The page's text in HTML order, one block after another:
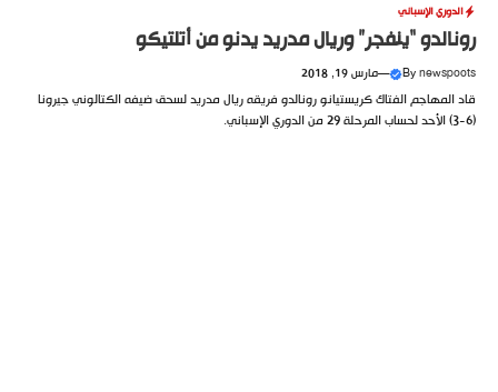
الدوري الإسباني
رونالدو “ينفجر” وريال مدريد يدنو من أتلتيكو
Bynewspoots
—مارس 19, 2018
قاد المهاجم الفتاك كريستيانو رونالدو فريقه ريال مدريد لسحق ضيفه الكتالوني جيرونا
(6-3) الأحد لحساب المرحلة 29 من الدوري الإسباني.